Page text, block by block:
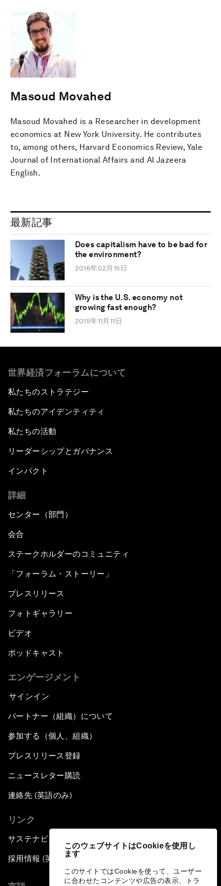
このウェブサイトはCookieを使用し
ます
このサイトではCookieを使って、ユーザー
に合わせたコンテンツや広告の表示、トラ
Masoud Movahed
Masoud Movahed is a Researcher in development
economics at New York University. He contributes
to, among others, Harvard Economics Review, Yale
Journal of International Affairs and Al Jazeera
English.
最新記事
Does capitalism have to be bad for
the environment?
2016年02月15日
Why is the U.S. economy not
growing fast enough?
2015年11月11日
世界経済フォーラムについて
私たちのストラテジー
私たちのアイデンティティ
私たちの活動
リーダーシップとガバナンス
インパクト
詳細
センター（部門）
会合
ステークホルダーのコミュニティ
「フォーラム・ストーリー」
プレスリリース
フォトギャラリー
ビデオ
ポッドキャスト
エンゲージメント
サインイン
パートナー（組織）について
参加する（個人、組織）
プレスリリース登録
ニュースレター購読
連絡先 (英語のみ)
リンク
サステナビリティへの取り組み
採用情報 (英語のみ)